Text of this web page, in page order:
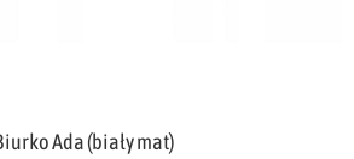
Ada (biały mat)